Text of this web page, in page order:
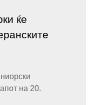
ќе
на 20.